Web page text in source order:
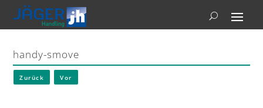
handy-smove
Zurück Vor